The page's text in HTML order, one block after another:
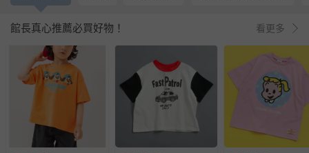
館長真心推薦必買好物！ 看更多